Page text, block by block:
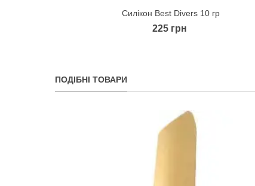
Quick view
Силікон Best Divers 10 гр
225 грн
ПОДІБНІ ТОВАРИ